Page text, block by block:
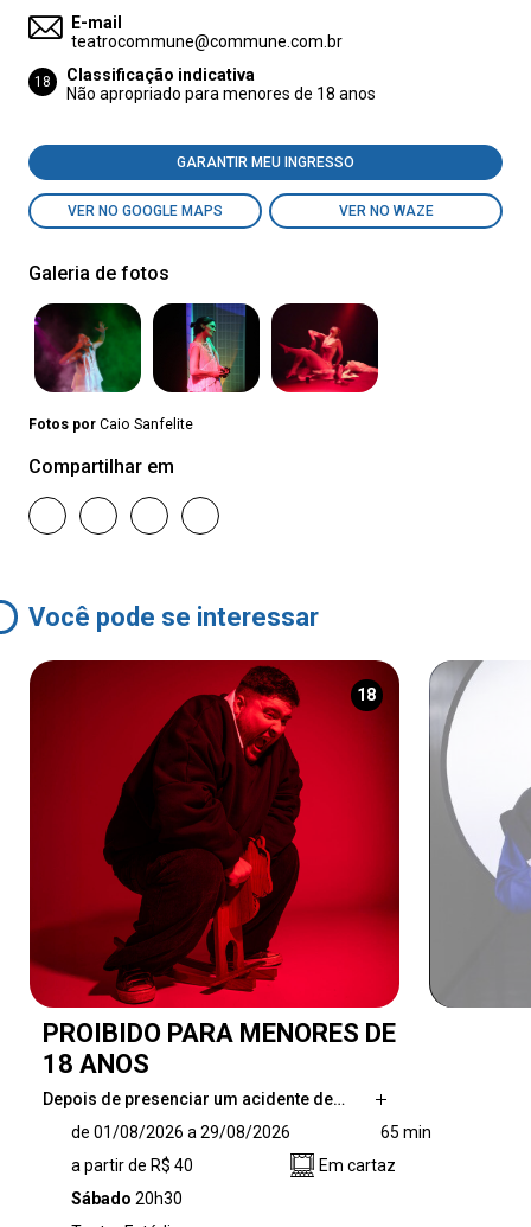
E-mail
teatrocommune@commune.com.br
18
Classificação indicativa
Não apropriado para menores de 18 anos
GARANTIR MEU INGRESSO
VER NO GOOGLE MAPS VER NO WAZE
Galeria de fotos
Fotos por Caio Sanfelite
Compartilhar em
Você pode se interessar
18
PROIBIDO PARA MENORES DE
18 ANOS
Depois de presenciar um acidente de…
com uma vítima fatal, um homem enfrenta
uma jornada obsessiva pelas possibilidades
eróticas da violência. O que a exposição
de 01/08/2026 a 29/08/2026
65 min
a partir de R$ 40
Em cartaz
Sábado 20h30